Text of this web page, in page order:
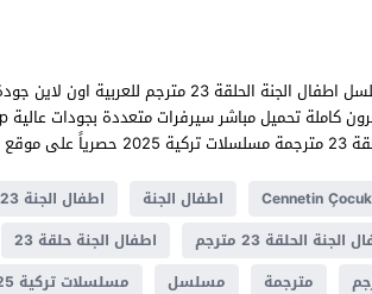
Cennetin اطفال الجنة اطفال الجنة 23
الجنة الحلقة 23 مترجم
اطفال الجنة حلقة 23
مترجمة مسلسل مسلسلات تركية 2025